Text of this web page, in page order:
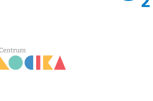
fungovania. Po návrate sme viac
Bratislava